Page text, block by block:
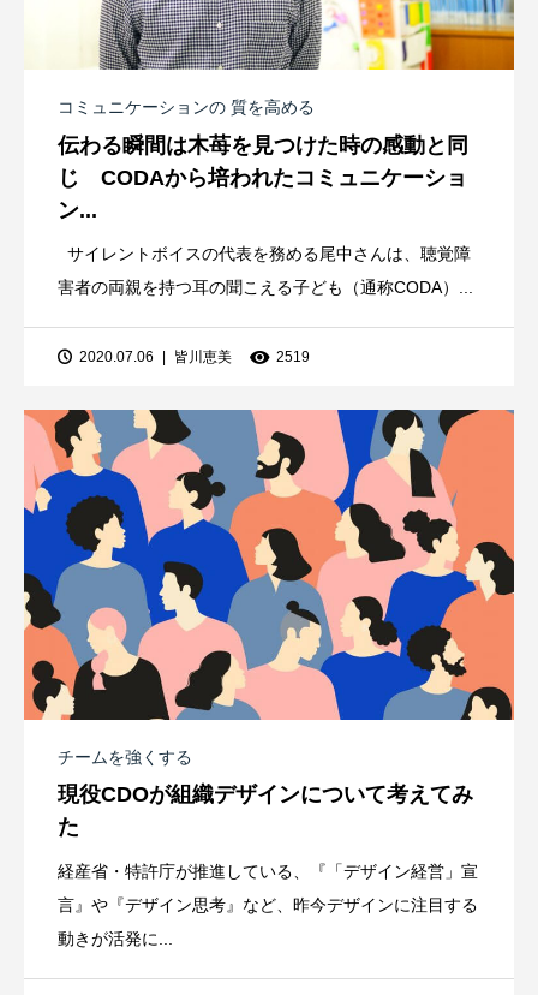
コミュニケーションの 質を高める
伝わる瞬間は木苺を見つけた時の感動と同
じ CODAから培われたコミュニケーショ
ン...
サイレントボイスの代表を務める尾中さんは、聴覚障
害者の両親を持つ耳の聞こえる子ども（通称CODA）...
2020.07.06 皆川恵美 2519
チームを強くする
現役CDOが組織デザインについて考えてみ
た
経産省・特許庁が推進している、『「デザイン経営」宣
言』や『デザイン思考』など、昨今デザインに注目する
動きが活発に...